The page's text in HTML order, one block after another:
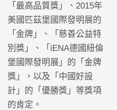
「最高品質獎」、2015年
美國匹茲堡國際發明展的
「金牌」、「慈善公益特
別獎」、「iENA德國紐倫
堡國際發明展」的「金牌
獎」，以及「中國好設
計」的「優勝獎」等獎項
的肯定。